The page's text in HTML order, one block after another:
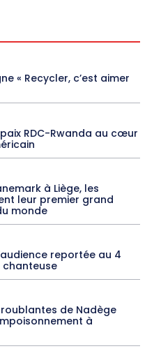
« Recycler, c’est aimer
RDC-Rwanda au cœur
à Liège, les
leur premier grand
monde
reportée au 4
chanteuse
de Nadège
à